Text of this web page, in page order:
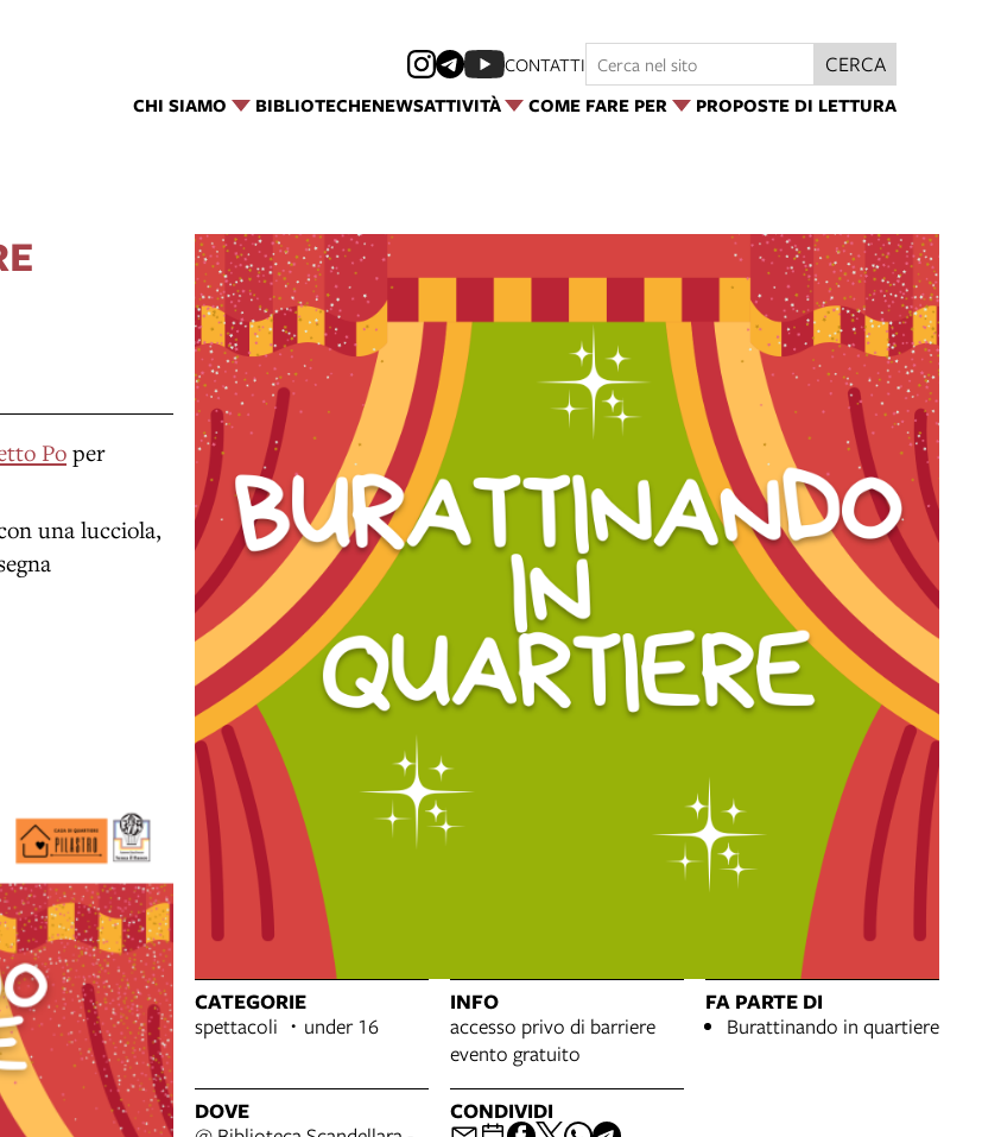
CHI SIAMO BIBLIOTECHENEWSATTIVITÀ COME FARE PER PROPOSTE DI LETTURA
CONTATTI CERCA
Po per
una lucciola,
CATEGORIE
spettacoli
under 16
INFO
accesso privo di barriere
evento gratuito
FA PARTE DI
Burattinando in quartiere
DOVE
CONDIVIDI